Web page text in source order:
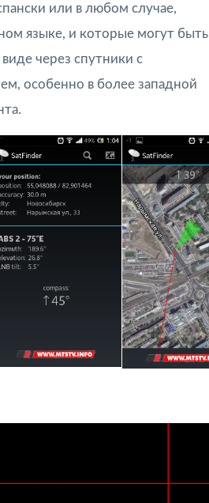
или в любом случае,
языке, и которые могут быть
через спутники с
особенно в более западной